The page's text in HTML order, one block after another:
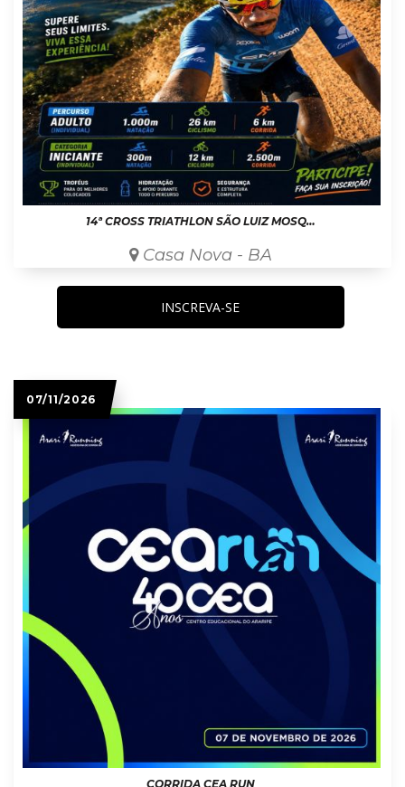
14ª CROSS TRIATHLON SÃO LUIZ MOSQUITO
Casa Nova - BA
INSCREVA-SE
07/11/2026
CORRIDA CEA RUN